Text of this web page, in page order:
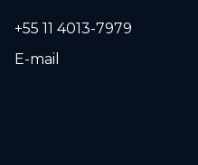
+55 11 4013-7979
E-mail